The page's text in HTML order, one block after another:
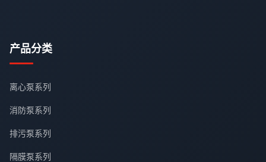
产品分类
离心泵系列
消防泵系列
排污泵系列
隔膜泵系列